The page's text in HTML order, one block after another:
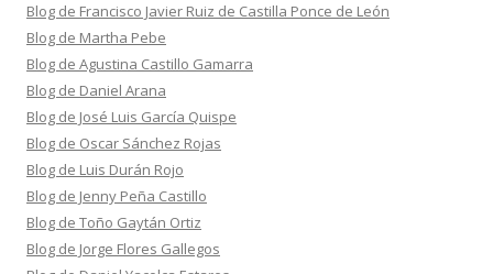
Blog de Francisco Javier Ruiz de Castilla Ponce de León
Blog de Martha Pebe
Blog de Agustina Castillo Gamarra
Blog de Daniel Arana
Blog de José Luis García Quispe
Blog de Oscar Sánchez Rojas
Blog de Luis Durán Rojo
Blog de Jenny Peña Castillo
Blog de Toño Gaytán Ortiz
Blog de Jorge Flores Gallegos